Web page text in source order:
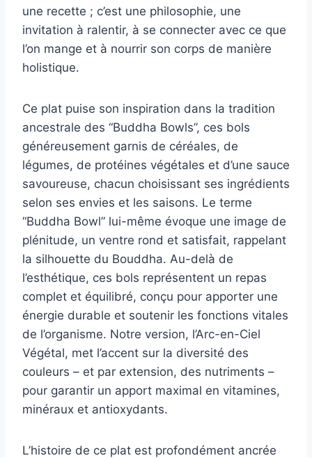
une recette ; c’est une philosophie, une
invitation à ralentir, à se connecter avec ce que
l’on mange et à nourrir son corps de manière
holistique.
Ce plat puise son inspiration dans la tradition
ancestrale des “Buddha Bowls”, ces bols
généreusement garnis de céréales, de
légumes, de protéines végétales et d’une sauce
savoureuse, chacun choisissant ses ingrédients
selon ses envies et les saisons. Le terme
“Buddha Bowl” lui-même évoque une image de
plénitude, un ventre rond et satisfait, rappelant
la silhouette du Bouddha. Au-delà de
l’esthétique, ces bols représentent un repas
complet et équilibré, conçu pour apporter une
énergie durable et soutenir les fonctions vitales
de l’organisme. Notre version, l’Arc-en-Ciel
Végétal, met l’accent sur la diversité des
couleurs – et par extension, des nutriments –
pour garantir un apport maximal en vitamines,
minéraux et antioxydants.
L’histoire de ce plat est profondément ancrée